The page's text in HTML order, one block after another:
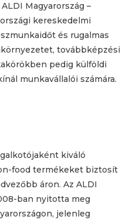
Magyarország –
kereskedelmi
és rugalmas
továbbképzési
pedig külföldi
munkavállalói számára.
kiváló
food termékeket biztosít
áron. Az ALDI
ban nyitotta meg
jelenleg